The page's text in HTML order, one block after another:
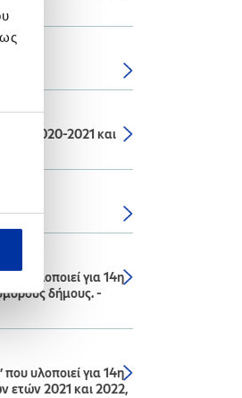
2020-2021 και
υλοποιεί για 14η
δήμους. -
υλοποιεί για 14η
ετών 2021 και 2022,